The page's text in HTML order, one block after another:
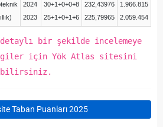
2024
2023
30+1+0+0+8
25+1+0+1+6
232,43976
225,79965
1.966.815
2.059.454
detaylı bir şekilde incelemeye
için Yök Atlas sitesini
Taban Puanları 2025